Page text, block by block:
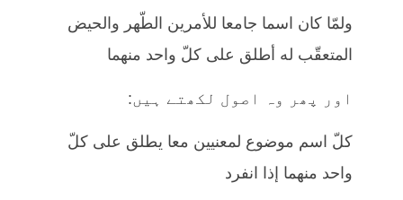
ولمّا كان اسما جامعا للأمرين الطّهر والحيض
المتعقّب له أطلق على كلّ واحد منهما
اور پھر وہ اصول لکھتے ہیں:
كلّ اسم موضوع لمعنيين معا يطلق على كلّ
واحد منهما إذا انفرد